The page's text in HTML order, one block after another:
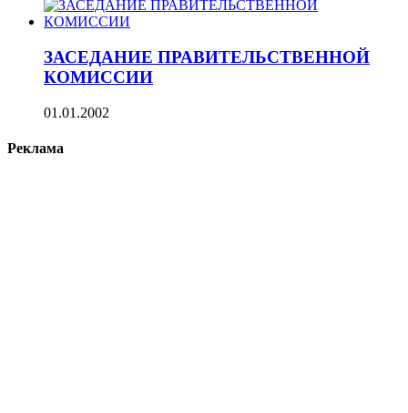
ЗАСЕДАНИЕ ПРАВИТЕЛЬСТВЕННОЙ
КОМИССИИ
01.01.2002
Реклама